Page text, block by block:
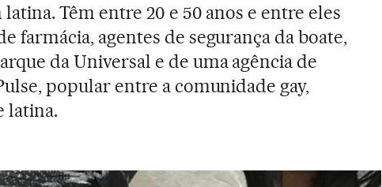
Têm entre 20 e 50 anos e entre eles
farmácia, agentes de segurança da boate,
da Universal e de uma agência de
popular entre a comunidade gay,
latina.